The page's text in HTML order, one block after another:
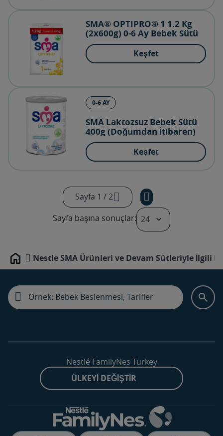
SMA® OPTIPRO® 1 1.2 Kg
(2x600g) 0-6 Ay Bebek Sütü
Keşfet
0-6 AY
SMA Laktozsuz Bebek Sütü
400g (Doğumdan İtibaren)
Keşfet
Sayfa 1 / 2
Sayfa 1 / 2
Sayfa başına sonuçlar:
Home Nestle SMA Ürünleri ve Devam Sütleriyle İlgili
Nestlé FamilyNes Turkey
ÜLKEYI DEĞIŞTIR